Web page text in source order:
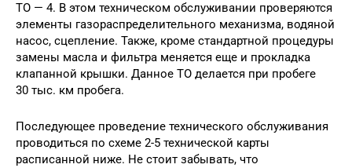
ТО — 4. В этом техническом обслуживании проверяются
элементы газораспределительного механизма, водяной
насос, сцепление. Также, кроме стандартной процедуры
замены масла и фильтра меняется еще и прокладка
клапанной крышки. Данное ТО делается при пробеге
30 тыс. км пробега.
Последующее проведение технического обслуживания
проводиться по схеме 2-5 технической карты
расписанной ниже. Не стоит забывать, что